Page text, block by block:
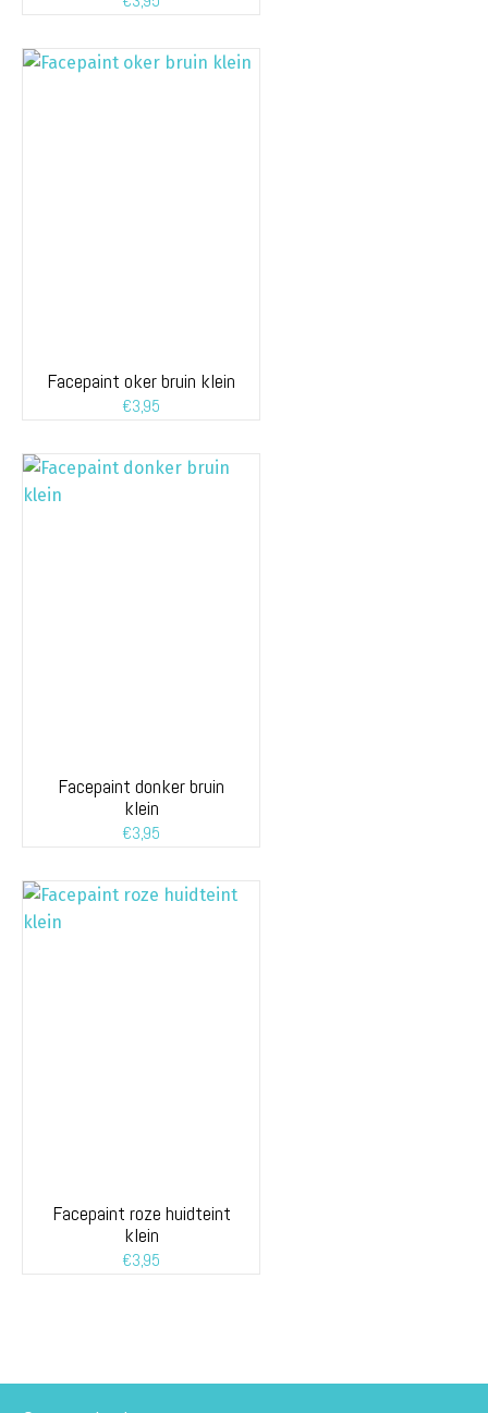
Facepaint oker bruin klein
€3,95
Facepaint donker bruin
klein
€3,95
Facepaint roze huidteint
klein
€3,95